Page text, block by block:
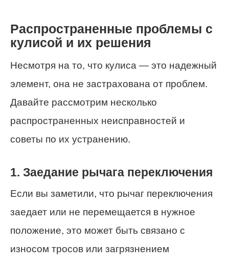
Распространенные проблемы с
кулисой и их решения
Несмотря на то, что кулиса — это надежный
элемент, она не застрахована от проблем.
Давайте рассмотрим несколько
распространенных неисправностей и
советы по их устранению.
1. Заедание рычага переключения
Если вы заметили, что рычаг переключения
заедает или не перемещается в нужное
положение, это может быть связано с
износом тросов или загрязнением